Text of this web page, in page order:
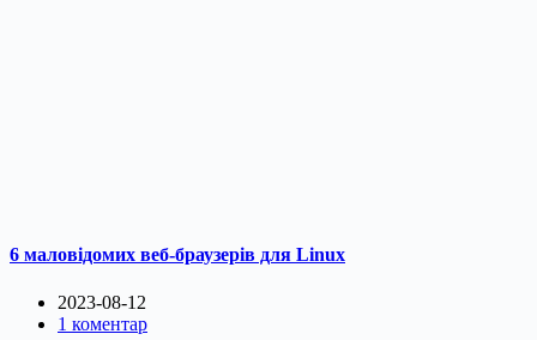
6 маловідомих веб-браузерів для Linux
2023-08-12
1 коментар